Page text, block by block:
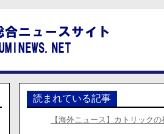
読まれている記事
【海外ニュース】カトリック